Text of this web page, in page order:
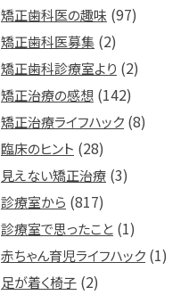
矯正歯科医の趣味 (97)
矯正歯科医募集 (2)
矯正歯科診療室より (2)
矯正治療の感想 (142)
矯正治療ライフハック (8)
臨床のヒント (28)
見えない矯正治療 (3)
診療室から (817)
診療室で思ったこと (1)
赤ちゃん育児ライフハック (1)
足が着く椅子 (2)